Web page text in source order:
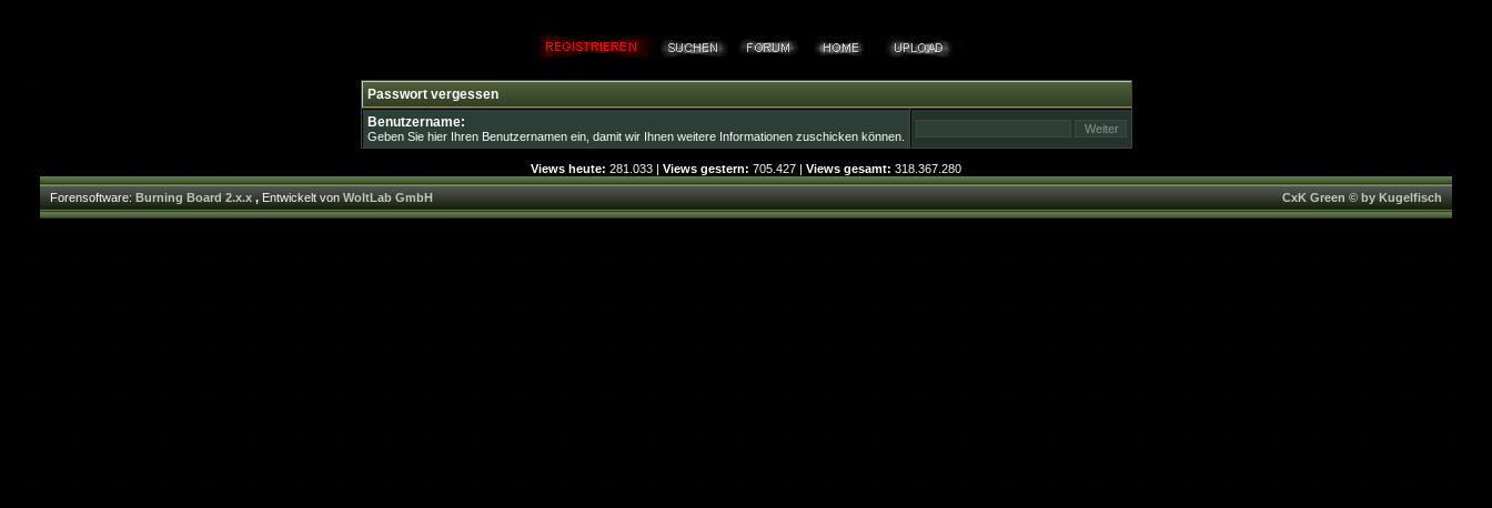
Passwort vergessen
Benutzername:
Geben Sie hier Ihren Benutzernamen ein, damit wir Ihnen weitere Informationen zuschicken können.
Views heute: 281.033 | Views gestern: 705.427 | Views gesamt: 318.367.280
Forensoftware:Burning Board 2.x.x,Entwickelt vonWoltLab GmbH CxK Green © by Kugelfisch